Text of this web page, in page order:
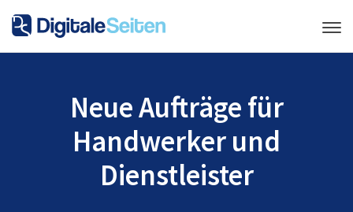
Neue Aufträge für
Handwerker und
Dienstleister